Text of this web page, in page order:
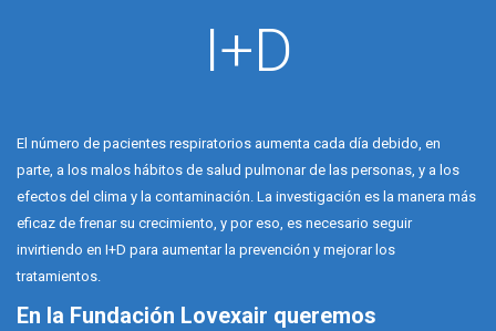
I+D
El número de pacientes respiratorios aumenta cada día debido, en
parte, a los malos hábitos de salud pulmonar de las personas, y a los
efectos del clima y la contaminación. La investigación es la manera más
eficaz de frenar su crecimiento, y por eso, es necesario seguir
invirtiendo en I+D para aumentar la prevención y mejorar los
tratamientos.
En la Fundación Lovexair queremos